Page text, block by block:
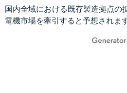
国内全域における既存製造拠点
電機市場を牽引すると予想されます